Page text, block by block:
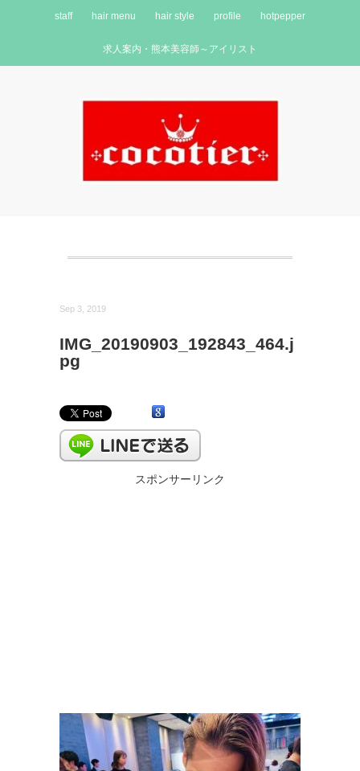
staff hair menu hair style profile hotpepper
求人案内・熊本美容師～アイリスト
Sep 3, 2019
IMG_20190903_192843_464.j
pg
スポンサーリンク